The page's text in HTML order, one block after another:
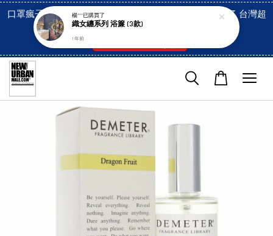
口罩瘋子官網, 放心訂購! 香港澳門信用卡付費已經開啓了 台灣超
市貨到付款也是!
楊***已購買了
織女纏系列 浴簾 (3款)
1 年前